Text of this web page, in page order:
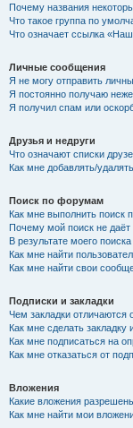
Почему названия
Что такое группа по
Что означает ссылка
Личные сообщения
Я не могу отправить
Я постоянно получаю
Я получил спам или
Друзья и недруги
Что означают списки
Как мне добавлять/
Поиск по форумам
Как мне выполнить
Почему мой поиск не даёт
В результате моего
Как мне найти
Как мне найти свои
Подписки и закладки
Чем закладки отличаются
Как мне сделать
Как мне подписаться на
Как мне отказаться от
Вложения
Какие вложения
Как мне найти мои